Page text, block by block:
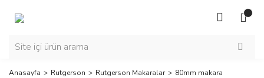
Anasayfa Rutgerson Rutgerson Makaralar 80mm makara